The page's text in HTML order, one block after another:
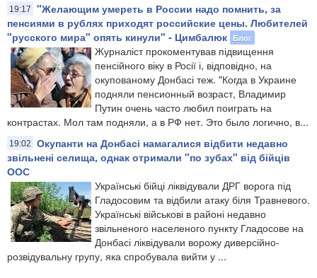
19:17
"Желающим умереть в России надо помнить, за
пенсиями в рублях приходят российские цены. Любителей
"русского мира" опять кинули" - Цимбалюк Блог
Журналіст прокоментував підвищення
пенсійного віку в Росії і, відповідно, на
окупованому Донбасі теж. "Когда в Украине
подняли пенсионный возраст, Владимир
Путин очень часто любил поиграть на
контрастах. Мол там подняли, а в РФ нет. Это было логично, в...
19:02
Окупанти на Донбасі намагалися відбити недавно
звільнені селища, однак отримали "по зубах" від бійців
ООС
Українські бійці ліквідували ДРГ ворога під
Гладосовим та відбили атаку біля Травневого.
Українські військові в районі недавно
звільненого населеного пункту Гладосове на
Донбасі ліквідували ворожу диверсійно-
розвідувальну групу, яка спробувала вийти у ...